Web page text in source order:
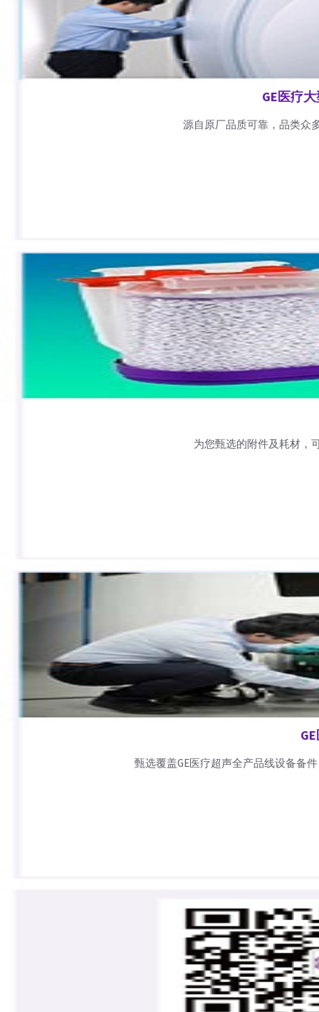
GE医疗
源自原厂品质可靠，品类众
为您甄选的附件及耗材，
甄选覆盖GE医疗超声全产品线设备备